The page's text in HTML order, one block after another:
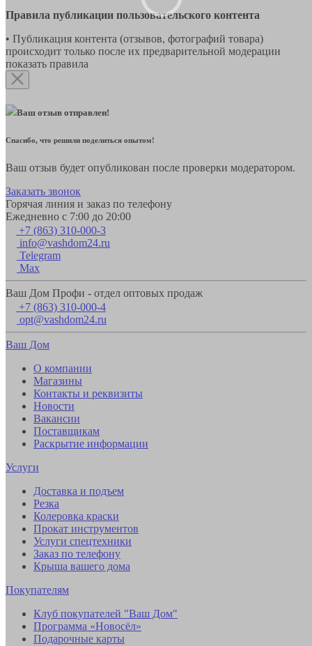
Правила публикации пользовательского контента
• Публикация контента (отзывов, фотографий товара)
происходит только после их предварительной модерации
показать правила
Ваш отзыв отправлен!
Спасибо, что решили поделиться опытом!
Ваш отзыв будет опубликован после проверки модератором.
Заказать звонок
Горячая линия и заказ по телефону
Ежедневно с 7:00 до 20:00
+7 (863) 310-000-3
info@vashdom24.ru
Telegram
Max
Ваш Дом Профи - отдел оптовых продаж
+7 (863) 310-000-4
opt@vashdom24.ru
Ваш Дом
О компании
Магазины
Контакты и реквизиты
Новости
Вакансии
Поставщикам
Раскрытие информации
Услуги
Доставка и подъем
Резка
Колеровка краски
Прокат инструментов
Услуги спецтехники
Заказ по телефону
Крыша вашего дома
Покупателям
Клуб покупателей "Ваш Дом"
Программа «Новосёл»
Подарочные карты